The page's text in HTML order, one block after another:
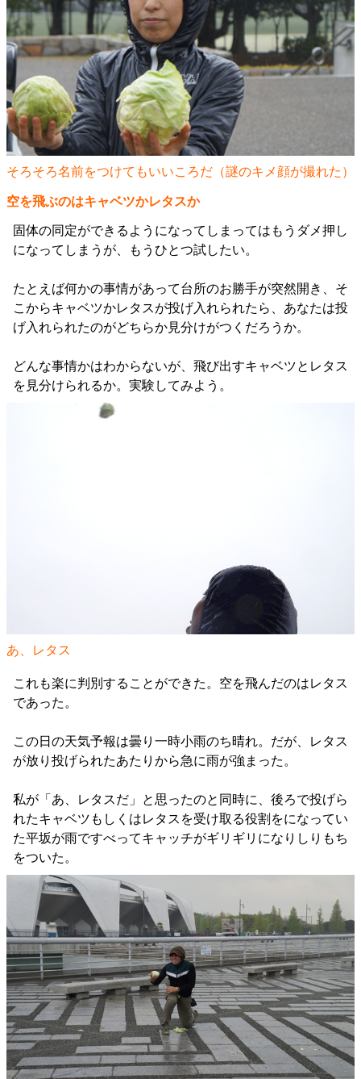
そろそろ名前をつけてもいいころだ（謎のキメ顔が撮れた）
空を飛ぶのはキャベツかレタスか
固体の同定ができるようになってしまってはもうダメ押し
になってしまうが、もうひとつ試したい。
たとえば何かの事情があって台所のお勝手が突然開き、そ
こからキャベツかレタスが投げ入れられたら、あなたは投
げ入れられたのがどちらか見分けがつくだろうか。
どんな事情かはわからないが、飛び出すキャベツとレタス
を見分けられるか。実験してみよう。
あ、レタス
これも楽に判別することができた。空を飛んだのはレタス
であった。
この日の天気予報は曇り一時小雨のち晴れ。だが、レタス
が放り投げられたあたりから急に雨が強まった。
私が「あ、レタスだ」と思ったのと同時に、後ろで投げら
れたキャベツもしくはレタスを受け取る役割をになってい
た平坂が雨ですべってキャッチがギリギリになりしりもち
をついた。